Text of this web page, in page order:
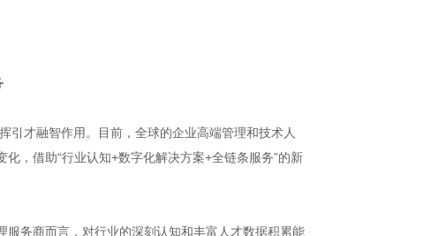
引才融智作用。目前，全球的企业高端管理和技术人
，借助“行业认知+数字化解决方案+全链条服务”的新
务商而言，对行业的深刻认知和丰富人才数据积累能